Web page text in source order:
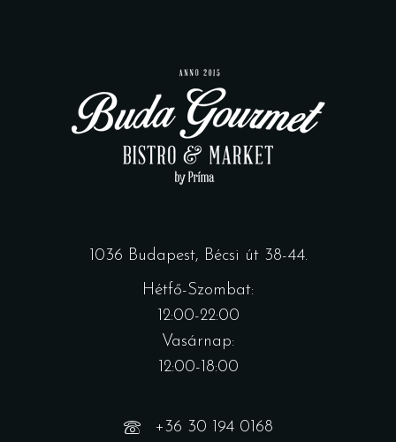
1036 Budapest, Bécsi út 38-44.
Hétfő-Szombat:
12:00-22:00
Vasárnap:
12:00-18:00
+36 30 194 0168